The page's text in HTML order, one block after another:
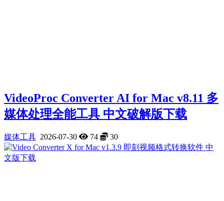
VideoProc Converter AI for Mac v8.11 多
媒体处理全能工具 中文破解版下载
媒体工具 2026-07-30 74 30